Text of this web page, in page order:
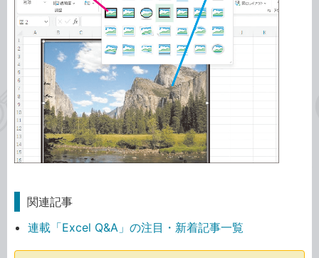
関連記事
連載「Excel Q&A」の注目・新着記事一覧